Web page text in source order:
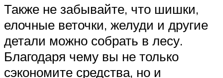
Также не забывайте, что шишки,
елочные веточки, желуди и другие
детали можно собрать в лесу.
Благодаря чему вы не только
сэкономите средства, но и